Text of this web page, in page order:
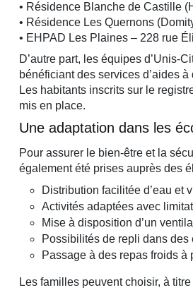
• Résidence Blanche de Castille
• Résidence Les Quernons
• EHPAD Les Plaines – 228 rue
D’autre part, les équipes d’Unis-
bénéficiant des services d’aides
Les habitants inscrits sur le
mis en place.
Une adaptation dans les
Pour assurer le bien-être et la
également été prises auprès des
Distribution facilitée d’eau et
Activités adaptées avec
Mise à disposition d’un
Possibilités de repli dans
Passage à des repas froids à
Les familles peuvent choisir, à